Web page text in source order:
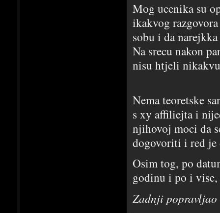
Mog ucenika su
ikakvog
sobu i da
Na srecu nakon
nisu htjeli
Nema teoretske
s xy affiliejta i
njihovoj moci da
dogovoriti i red je
Osim tog, po
godinu i po i vise,
Zadnji popravljao